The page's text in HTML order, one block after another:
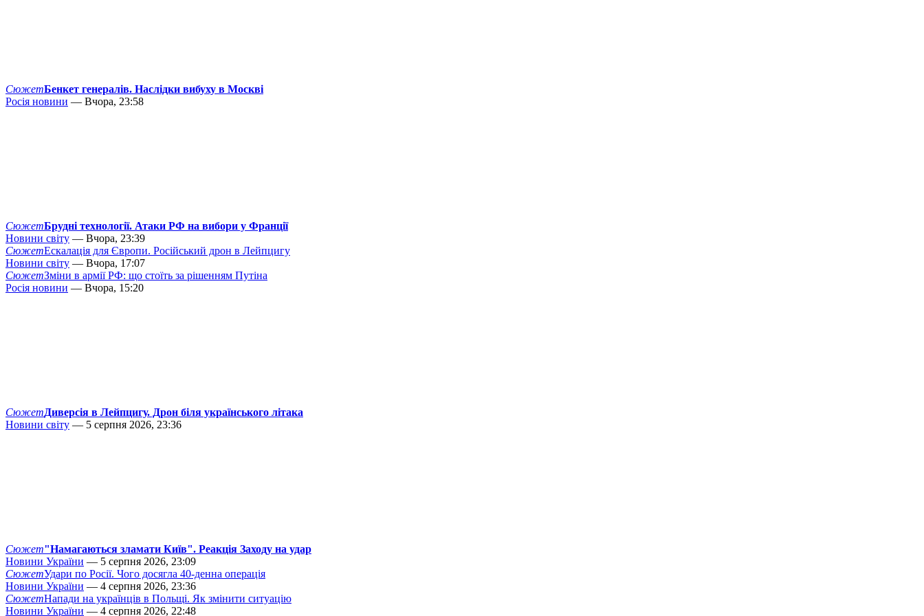
СюжетБенкет генералів. Наслідки вибуху в Москві
Росія новини — Вчора, 23:58
СюжетБрудні технології. Атаки РФ на вибори у Франції
Новини світу — Вчора, 23:39
СюжетЕскалація для Європи. Російський дрон в Лейпцигу
Новини світу — Вчора, 17:07
СюжетЗміни в армії РФ: що стоїть за рішенням Путіна
Росія новини — Вчора, 15:20
СюжетДиверсія в Лейпцигу. Дрон біля українського літака
Новини світу — 5 серпня 2026, 23:36
Сюжет"Намагаються зламати Київ". Реакція Заходу на удар
Новини України — 5 серпня 2026, 23:09
СюжетУдари по Росії. Чого досягла 40-денна операція
Новини України — 4 серпня 2026, 23:36
СюжетНапади на українців в Польщі. Як змінити ситуацію
Новини України — 4 серпня 2026, 22:48